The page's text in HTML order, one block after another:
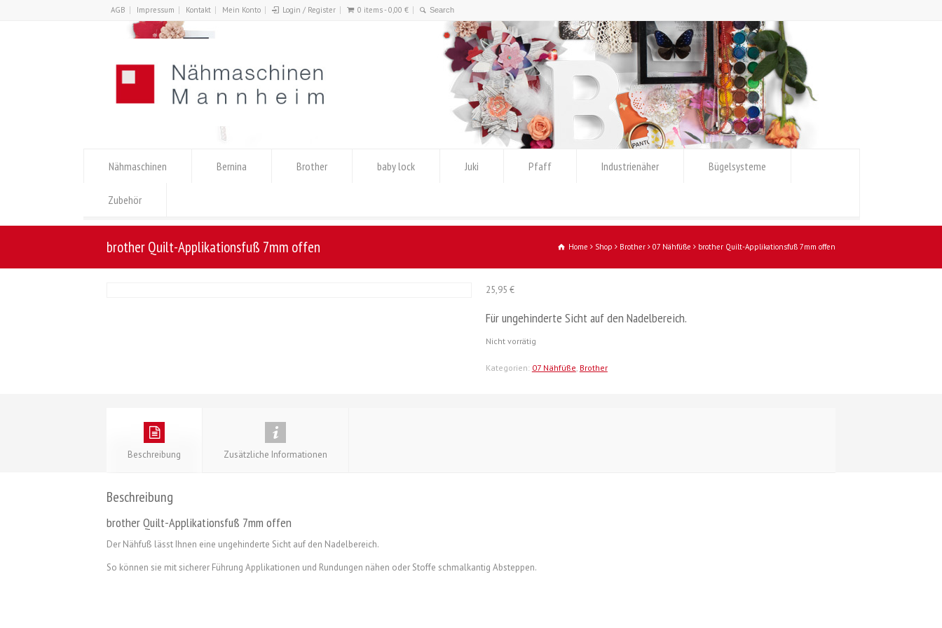
AGB Impressum Kontakt Mein Konto Login / Register 0 items -0,00 €
Nähmaschinen Bernina Brother baby lock Juki Pfaff Industrienäher Bügelsysteme
Zubehör
brother Quilt-Applikationsfuß 7mm offen Home Shop Brother 07 Nähfüße brother Quilt-Applikationsfuß 7mm offen
25,95 €
Für ungehinderte Sicht auf den Nadelbereich.
Nicht vorrätig
Kategorien: 07 Nähfüße, Brother
Beschreibung Zusätzliche Informationen
Beschreibung
brother Quilt-Applikationsfuß 7mm offen
Der Nähfuß lässt Ihnen eine ungehinderte Sicht auf den Nadelbereich.
So können sie mit sicherer Führung Applikationen und Rundungen nähen oder Stoffe schmalkantig Absteppen.